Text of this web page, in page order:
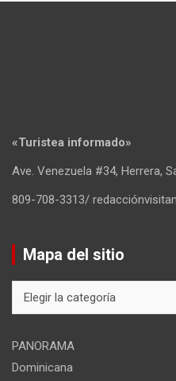
«Turistea informado»
Ave. Venezuela #34, Herrera,
809-708-3313/
Mapa del sitio
del
PANORAMA
Dominicana